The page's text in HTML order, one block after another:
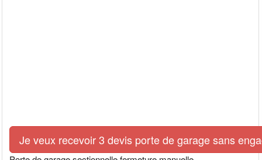
Je veux recevoir 3 devis porte de garage sans